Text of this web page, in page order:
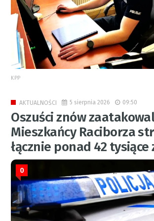
KPP
AKTUALNOŚCI 5 sierpnia 2026 09:50
Oszuści znów
Mieszkańcy Raciborza
łącznie ponad 42 tysiące
0